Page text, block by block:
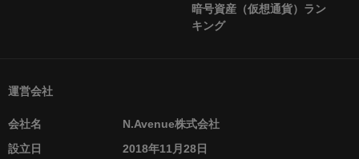
暗号資産（仮想通貨）ラン
キング
運営会社
会社名
N.Avenue株式会社
設立日
2018年11月28日